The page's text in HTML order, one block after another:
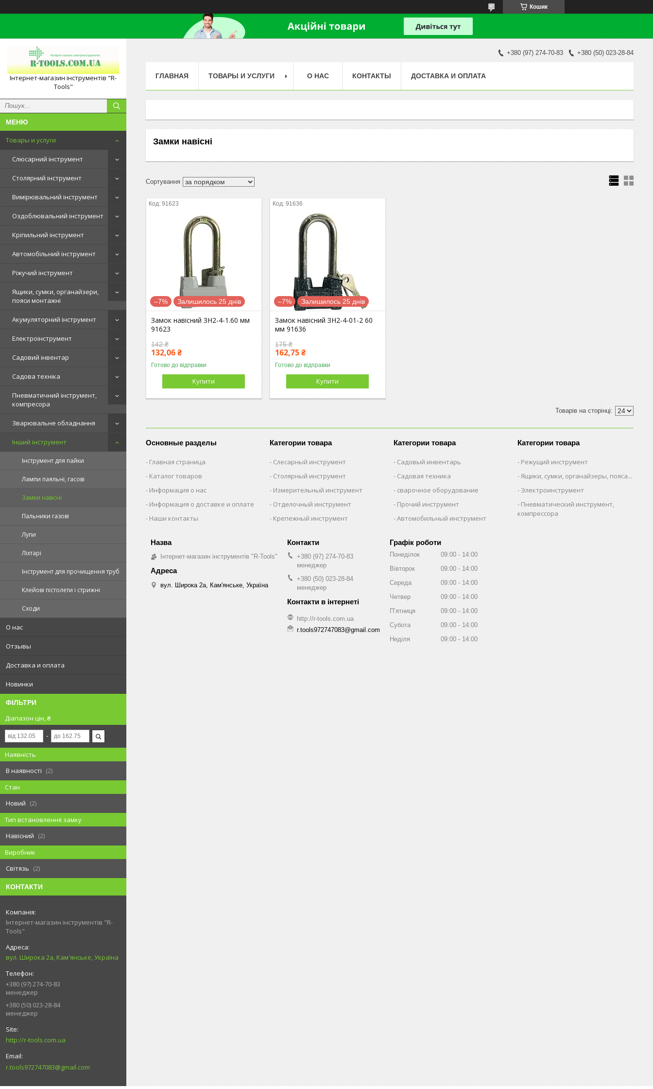
Кошик
Інтернет-магазин інструментів "R-
Tools"
Товары и услуги
Слюсарний інструмент
Столярний інструмент
Вимірювальний інструмент
Оздоблювальний інструмент
Кріпильний інструмент
Автомобільний інструмент
Ріжучий інструмент
Ящики, сумки, органайзери,
пояси монтажні
Акумуляторний інструмент
Електроінструмент
Садовий інвентар
Садова техніка
Пневматичний інструмент,
компресора
Зварювальне обладнання
Інший інструмент
Інструмент для пайки
Лампи паяльні, гасові
Замки навісні
Пальники газові
Лупи
Ліхтарі
Інструмент для прочищення труб
Клейові пістолети і стрижні
Сходи
О нас
Отзывы
Доставка и оплата
Новинки
ФІЛЬТРИ
Діапазон цін, ₴
Наявність
В наявності
2
Стан
Новий
2
Тип встановлення замку
Навісний
2
Виробник
Світязь
2
КОНТАКТИ
Інтернет-магазин інструментів "R-
Tools"
вул. Широка 2а, Кам'янське, Україна
+380 (97) 274-70-83
менеджер
+380 (50) 023-28-84
менеджер
http://r-tools.com.ua
r.tools972747083@gmail.com
+380 (97) 274-70-83 +380 (50) 023-28-84
ГЛАВНАЯ ТОВАРЫ И УСЛУГИ О НАС КОНТАКТЫ ДОСТАВКА И ОПЛАТА
Замки навісні
91623
–7% Залишилось 25 днів
Замок навісний ЗН2-4-1.60 мм
91623
142 ₴
132,06 ₴
Готово до відправки
Купити
91636
–7% Залишилось 25 днів
Замок навісний ЗН2-4-01-2 60
мм 91636
175 ₴
162,75 ₴
Готово до відправки
Купити
Основные разделы
Главная страница
Каталог товаров
Информация о нас
Информация о доставке и оплате
Наши контакты
Категории товара
Слесарный инструмент
Столярный инструмент
Измерительный инструмент
Отделочный инструмент
Крепежный инструмент
Категории товара
Садовый инвентарь
Садовая техника
сварочное оборудование
Прочий инструмент
Автомобильный инструмент
Категории товара
Режущий инструмент
Ящики, сумки, органайзеры, пояса...
Электроинструмент
Пневматический инструмент,
компрессора
Інтернет-магазин інструментів "R-Tools"
вул. Широка 2а, Кам'янське, Україна
+380 (97) 274-70-83
менеджер
+380 (50) 023-28-84
менеджер
http://r-tools.com.ua
r.tools972747083@gmail.com
Графік роботи
Понеділок 09:00
14:00
Вівторок
09:00
14:00
Середа
09:00
14:00
Четвер
09:00
14:00
Пʼятниця
09:00
14:00
Субота
09:00
14:00
Неділя
09:00 14:00